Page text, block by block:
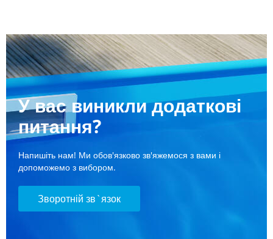
У вас виникли додаткові
питання?
Напишіть нам! Ми обов'язково зв'яжемося з вами і
допоможемо з вибором.
Зворотній зв`язок